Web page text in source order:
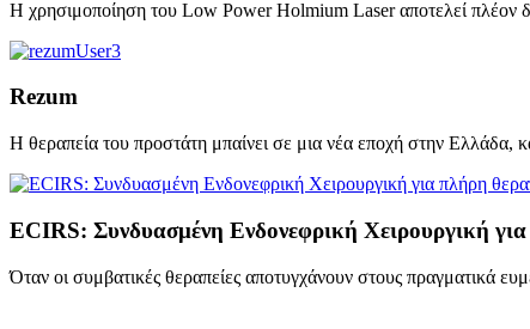
Η χρησιμοποίηση του Low Power Holmium Laser αποτελεί πλέον
Rezum
H θεραπεία του προστάτη μπαίνει σε μια νέα εποχή στην
ECIRS: Συνδυασμένη Ενδονεφρική Χειρουργική
Όταν οι συμβατικές θεραπείες αποτυγχάνουν στους πραγματικά